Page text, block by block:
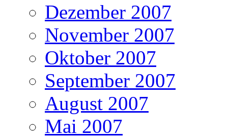
Dezember 2007
November 2007
Oktober 2007
September 2007
August 2007
Mai 2007